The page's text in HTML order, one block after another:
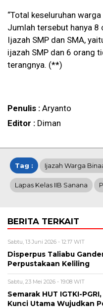
“Total keseluruhan
Jumlah tersebut hanya 8
Ijazah SMP dan SMA,
ijazah SMP dan 6 orang
terangnya. (**)
Penulis : Aryanto
Editor : Diman
Tag : Ijazah Warga
Lapas Kelas IIB Sanana
BERITA TERKAIT
Sabtu, 13 Juni 2026 - 12:17 WIT
Disperpus Taliabu
Perpustakaan Keliling
Sabtu, 23 Mei 2026 - 19:08 WIT
Semarak HUT IGTKI-
Kunci Utama Wujudkan